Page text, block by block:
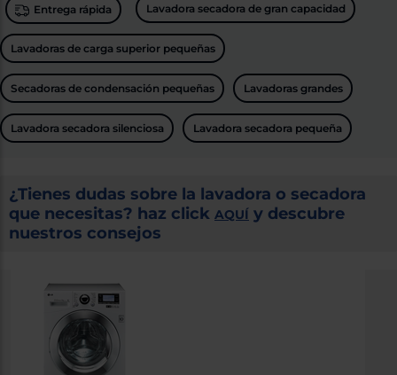
Entrega rápida Lavadora secadora de gran capacidad
Lavadoras de carga superior pequeñas
Secadoras de condensación pequeñas Lavadoras grandes
Lavadora secadora silenciosa Lavadora secadora pequeña
¿Tienes dudas sobre la lavadora o secadora
que necesitas? haz click AQUÍ y descubre
nuestros consejos